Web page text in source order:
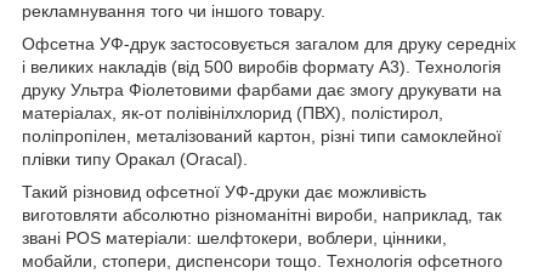
рекламнування того чи іншого товару.
Офсетна УФ-друк застосовується загалом для друку середніх
і великих накладів (від 500 виробів формату А3). Технологія
друку Ультра Фіолетовими фарбами дає змогу друкувати на
матеріалах, як-от полівінілхлорид (ПВХ), полістирол,
поліпропілен, металізований картон, різні типи самоклейної
плівки типу Оракал (Oracal).
Такий різновид офсетної УФ-друки дає можливість
виготовляти абсолютно різноманітні вироби, наприклад, так
звані POS матеріали: шелфтокери, воблери, цінники,
мобайли, стопери, диспенсори тощо. Технологія офсетного